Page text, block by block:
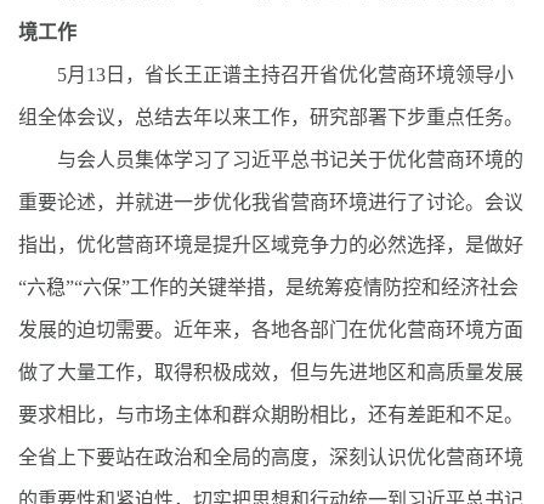
境工作
5月13日，省长王正谱主持召开省优化营商环境领导小
组全体会议，总结去年以来工作，研究部署下步重点任务。
与会人员集体学习了习近平总书记关于优化营商环境的
重要论述，并就进一步优化我省营商环境进行了讨论。会议
指出，优化营商环境是提升区域竞争力的必然选择，是做好
“六稳”“六保”工作的关键举措，是统筹疫情防控和经济社会
发展的迫切需要。近年来，各地各部门在优化营商环境方面
做了大量工作，取得积极成效，但与先进地区和高质量发展
要求相比，与市场主体和群众期盼相比，还有差距和不足。
全省上下要站在政治和全局的高度，深刻认识优化营商环境
的重要性和紧迫性，切实把思想和行动统一到习近平总书记